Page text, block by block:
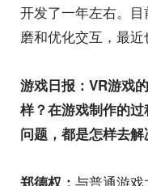
开发了一年左右。
磨和优化交互，最近
游戏日报：VR游戏
样？在游戏制作的
问题，都是怎样去解
郑德权： 与普通游